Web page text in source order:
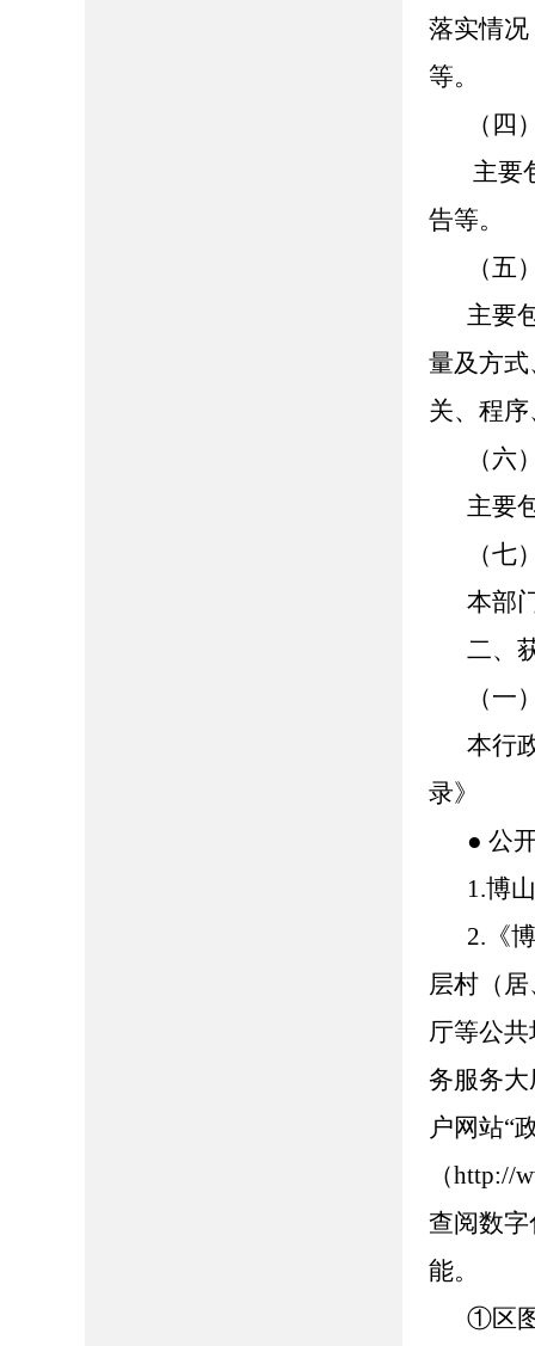
落实情
等。
（四
主要
告等。
（五
主要
量及方
关、程
（六
主要
（七
本部
二、
（一
本行
录》
● 公
1.博
2.《
层村（
厅等公
务服务
户网站“
（http://
查阅数
能。
①区